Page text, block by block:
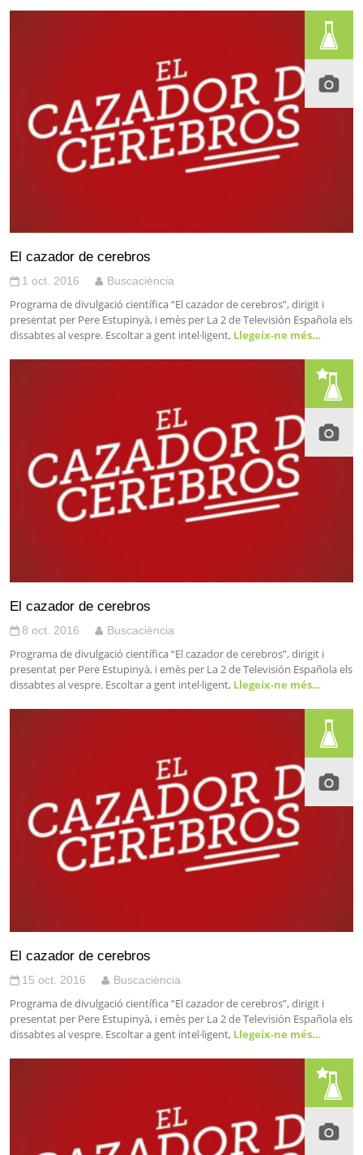
El cazador de cerebros
1 oct. 2016 Buscaciència
Programa de divulgació científica “El cazador de cerebros”, dirigit i
presentat per Pere Estupinyà, i emès per La 2 de Televisión Española els
dissabtes al vespre. Escoltar a gent intel·ligent, Llegeix-ne més…
El cazador de cerebros
8 oct. 2016 Buscaciència
Programa de divulgació científica “El cazador de cerebros”, dirigit i
presentat per Pere Estupinyà, i emès per La 2 de Televisión Española els
dissabtes al vespre. Escoltar a gent intel·ligent, Llegeix-ne més…
El cazador de cerebros
15 oct. 2016 Buscaciència
Programa de divulgació científica “El cazador de cerebros”, dirigit i
presentat per Pere Estupinyà, i emès per La 2 de Televisión Española els
dissabtes al vespre. Escoltar a gent intel·ligent, Llegeix-ne més…